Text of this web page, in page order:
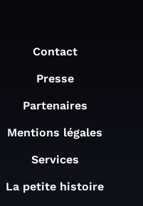
Contact
Presse
Partenaires
Mentions légales
Services
La petite histoire